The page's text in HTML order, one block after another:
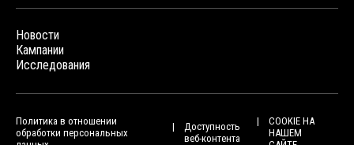
Новости
Кампании
Исследования
Политика в отношении
обработки персональных
Доступность
веб-контента
COOKIE НА
НАШЕМ